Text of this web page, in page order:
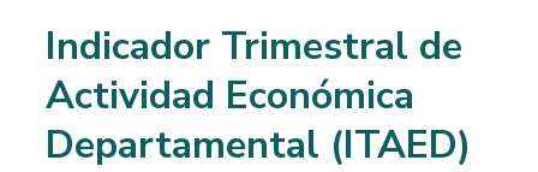
Indicador Trimestral de
Actividad Económica
Departamental (ITAED)